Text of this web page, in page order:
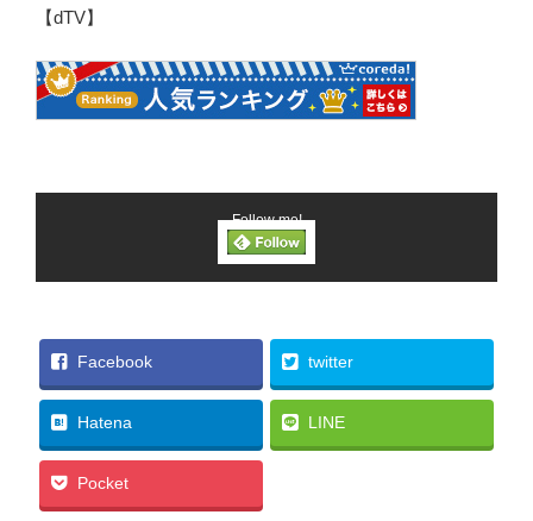
【dTV】
Follow me!
Facebook twitter
Hatena LINE
Pocket